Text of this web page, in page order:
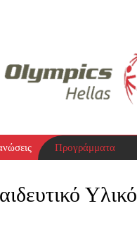
Προγράμματα
Υλικό